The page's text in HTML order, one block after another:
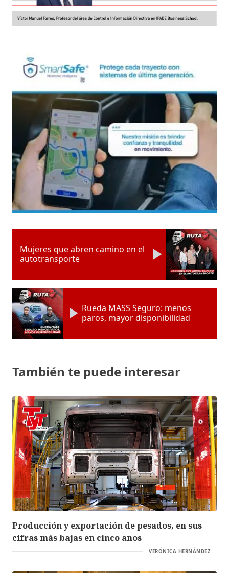
Mujeres que abren camino en el
autotransporte
Rueda MASS Seguro: menos
paros, mayor disponibilidad
También te puede interesar
Producción y exportación de pesados, en sus
cifras más bajas en cinco años
VERÓNICA HERNÁNDEZ